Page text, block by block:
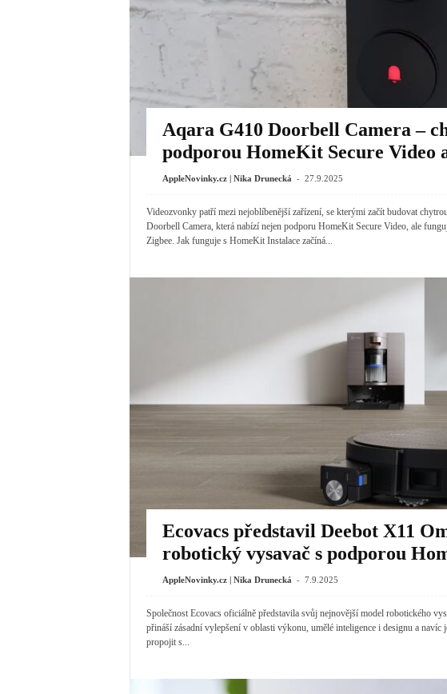
Aqara G410 Doorbell Camera –
podporou HomeKit Secure Video
AppleNovinky.cz | Nika Drunecká - 27.9.2025
Videozvonky patří mezi nejoblíbenější zařízení, se kterými začít budovat
Doorbell Camera, která nabízí nejen podporu HomeKit Secure Video, ale
Zigbee. Jak funguje s HomeKit Instalace začíná...
Ecovacs představil Deebot X11
robotický vysavač s podporou
AppleNovinky.cz | Nika Drunecká - 7.9.2025
Společnost Ecovacs oficiálně představila svůj nejnovější model robotického
přináší zásadní vylepšení v oblasti výkonu, umělé inteligence i designu a
propojit s...